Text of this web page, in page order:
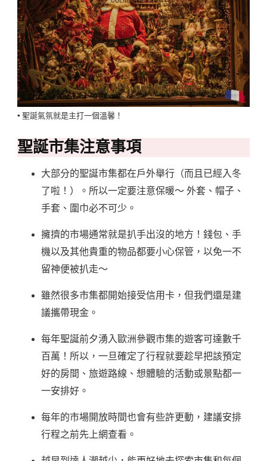
▪️ 聖誕氣氛就是主打一個溫馨！
聖誕市集注意事項
大部分的聖誕市集都在戶外舉行（而且已經入冬
了啦！）。所以一定要注意保暖～ 外套、帽子、
手套、圍巾必不可少。
擁擠的市場通常就是扒手出沒的地方！錢包、手
機以及其他貴重的物品都要小心保管，以免一不
留神便被扒走～
雖然很多市集都開始接受信用卡，但我們還是建
議攜帶現金。
每年聖誕前夕湧入歐洲參觀市集的遊客可達數千
百萬！所以，一旦確定了行程就要趁早把該預定
好的房間、旅遊路線、想體驗的活動或景點都一
一安排好。
每年的市場開放時間也會有些許更動，建議安排
行程之前先上網查看。